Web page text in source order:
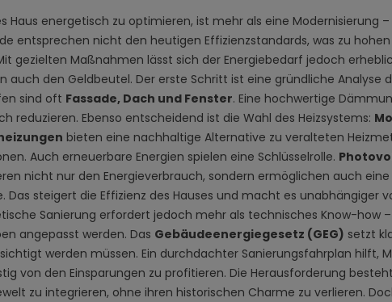
Haus energetisch zu optimieren, ist mehr als eine Modernisierung
entsprechen nicht den heutigen Effizienzstandards, was zu
gezielten Maßnahmen lässt sich der Energiebedarf jedoch
auch den Geldbeutel. Der erste Schritt ist eine gründliche Analyse
sind oft Fassade, Dach und Fenster. Eine hochwertige
reduzieren. Ebenso entscheidend ist die Wahl des Heizsystems:
bieten eine nachhaltige Alternative zu veralteten
Auch erneuerbare Energien spielen eine Schlüsselrolle.
nicht nur den Energieverbrauch, sondern ermöglichen auch
Das steigert die Effizienz des Hauses und macht es unabhängiger
Sanierung erfordert jedoch mehr als technisches Know-how
angepasst werden. Das Gebäudeenergiegesetz (GEG) setzt
werden müssen. Ein durchdachter Sanierungsfahrplan hilft,
von den Einsparungen zu profitieren. Die Herausforderung
zu integrieren, ohne ihren historischen Charme zu verlieren.